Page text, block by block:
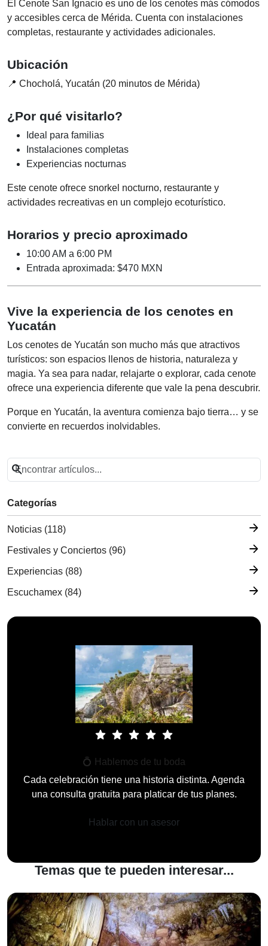
El Cenote San Ignacio es uno de los cenotes más cómodos
y accesibles cerca de Mérida. Cuenta con instalaciones
completas, restaurante y actividades adicionales.
Ubicación
📍 Chocholá, Yucatán (20 minutos de Mérida)
¿Por qué visitarlo?
Ideal para familias
Instalaciones completas
Experiencias nocturnas
Este cenote ofrece snorkel nocturno, restaurante y
actividades recreativas en un complejo ecoturístico.
Horarios y precio aproximado
10:00 AM a 6:00 PM
Entrada aproximada: $470 MXN
Vive la experiencia de los cenotes en
Yucatán
Los cenotes de Yucatán son mucho más que atractivos
turísticos: son espacios llenos de historia, naturaleza y
magia. Ya sea para nadar, relajarte o explorar, cada cenote
ofrece una experiencia diferente que vale la pena descubrir.
Porque en Yucatán, la aventura comienza bajo tierra… y se
convierte en recuerdos inolvidables.
search
Categorías
Noticias (118) arrow_forward
Festivales y Conciertos (96) arrow_forward
Experiencias (88) arrow_forward
Escuchamex (84) arrow_forward
star star star star star
💍 Hablemos de tu boda
Cada celebración tiene una historia distinta. Agenda
una consulta gratuita para platicar de tus planes.
Hablar con un asesor
Temas que te pueden interesar...
Experiencias Paraísos Yucatecos Pueblos Mágicos